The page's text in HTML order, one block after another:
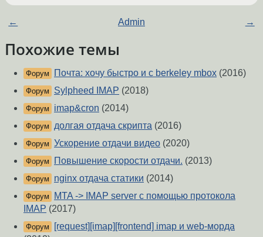
← Admin →
Похожие темы
Форум Почта: хочу быстро и с berkeley mbox (2016)
Форум Sylpheed IMAP (2018)
Форум imap&cron (2014)
Форум долгая отдача скрипта (2016)
Форум Ускорение отдачи видео (2020)
Форум Повышение скорости отдачи. (2013)
Форум nginx отдача статики (2014)
Форум
MTA -> IMAP server с помощью протокола
IMAP (2017)
Форум
[request][imap][frontend] imap и web-морда